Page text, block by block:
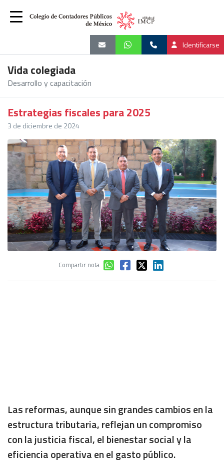
Identificarse
Vida colegiada
Desarrollo y capacitación
Estrategias fiscales para 2025
3 de diciembre de 2024
Compartir nota
Las reformas, aunque sin grandes cambios en la
estructura tributaria, reflejan un compromiso
con la justicia fiscal, el bienestar social y la
eficiencia operativa en el gasto público.